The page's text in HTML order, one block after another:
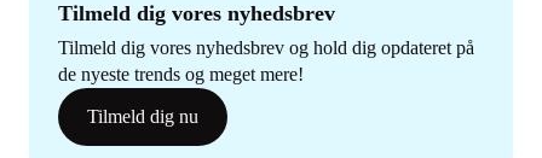
Tilmeld dig vores nyhedsbrev
Tilmeld dig vores nyhedsbrev og hold dig opdateret på
de nyeste trends og meget mere!
Tilmeld dig nu